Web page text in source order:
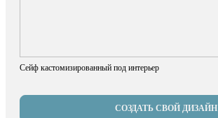
Сейф кастомизированный под интерьер
СОЗДАТЬ СВОЙ ДИЗАЙН